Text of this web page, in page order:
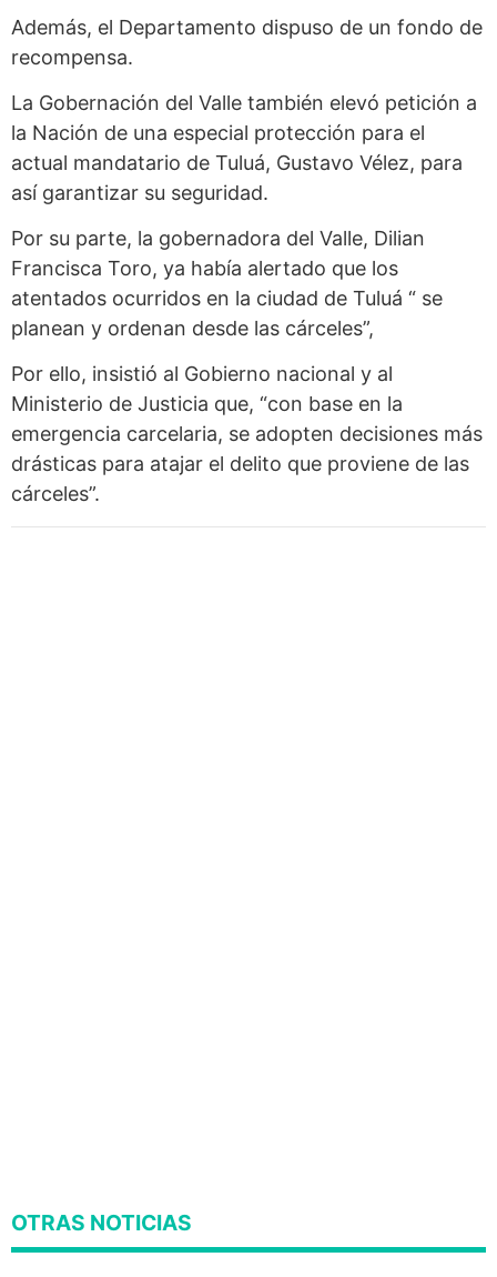
Además, el Departamento dispuso de un fondo de
recompensa.
La Gobernación del Valle también elevó petición a
la Nación de una especial protección para el
actual mandatario de Tuluá, Gustavo Vélez, para
así garantizar su seguridad.
Por su parte, la gobernadora del Valle, Dilian
Francisca Toro, ya había alertado que los
atentados ocurridos en la ciudad de Tuluá “ se
planean y ordenan desde las cárceles”,
Por ello, insistió al Gobierno nacional y al
Ministerio de Justicia que, “con base en la
emergencia carcelaria, se adopten decisiones más
drásticas para atajar el delito que proviene de las
cárceles”.
OTRAS NOTICIAS